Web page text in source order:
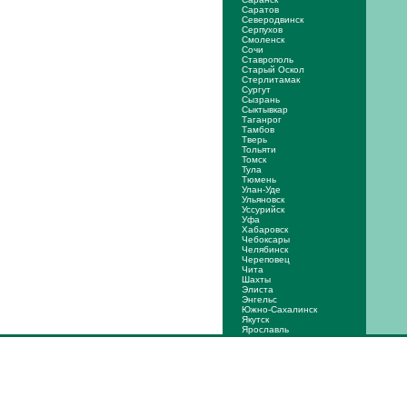
Саратов
Северодвинск
Серпухов
Смоленск
Сочи
Ставрополь
Старый Оскол
Стерлитамак
Сургут
Сызрань
Сыктывкар
Таганрог
Тамбов
Тверь
Тольяти
Томск
Тула
Тюмень
Улан-Уде
Ульяновск
Уссурийск
Уфа
Хабаровск
Чебоксары
Челябинск
Череповец
Чита
Шахты
Элиста
Энгельс
Южно-Сахалинск
Якутск
Ярослaвль